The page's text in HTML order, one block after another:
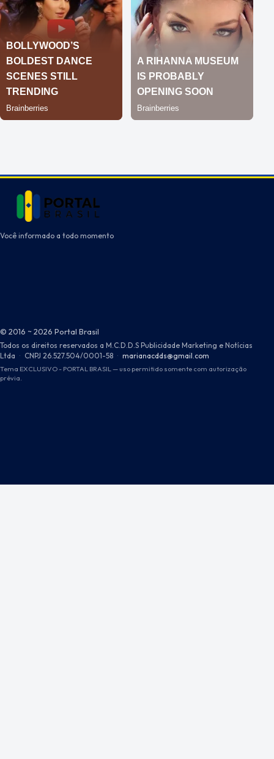
Você informado a todo momento
© 2016 ~ 2026 Portal Brasil
Todos os direitos reservados a M.C.D.D.S Publicidade Marketing e Notícias
Ltda · CNPJ 26.527.504/0001-58 · marianacdds@gmail.com
Tema EXCLUSIVO - PORTAL BRASIL — uso permitido somente com autorização
prévia.